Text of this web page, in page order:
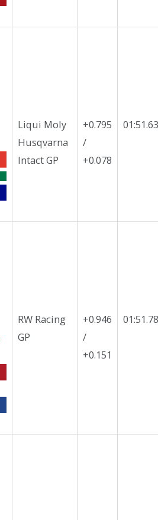
Liqui Moly
Husqvarna
Intact GP
+0.795
/
+0.078
RW Racing
GP
+0.946
/
+0.151